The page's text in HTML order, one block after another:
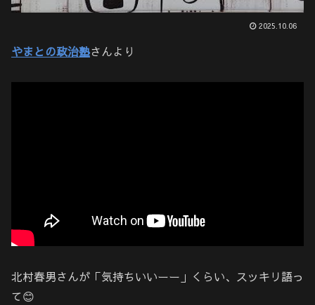
2025.10.06
やまとの政治塾さんより
北村春男さんが「気持ちいいーー」くらい、スッキリ語っ
て😊